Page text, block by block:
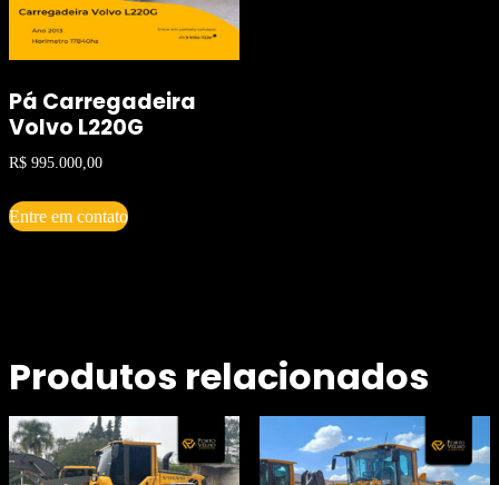
Pá Carregadeira
Volvo L220G
R$ 995.000,00
Entre em contato
Produtos relacionados